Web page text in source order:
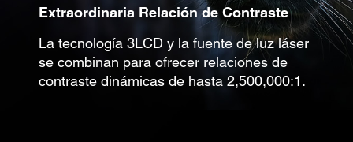
Extraordinaria Relación de Contraste
La tecnología 3LCD y la fuente de luz láser
se combinan para ofrecer relaciones de
contraste dinámicas de hasta 2,500,000:1.